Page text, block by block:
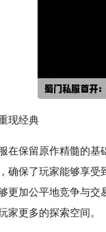
现经典
在保留原作精髓的
确保了玩家能够享
更加公平地竞争与
家更多的探索空间。